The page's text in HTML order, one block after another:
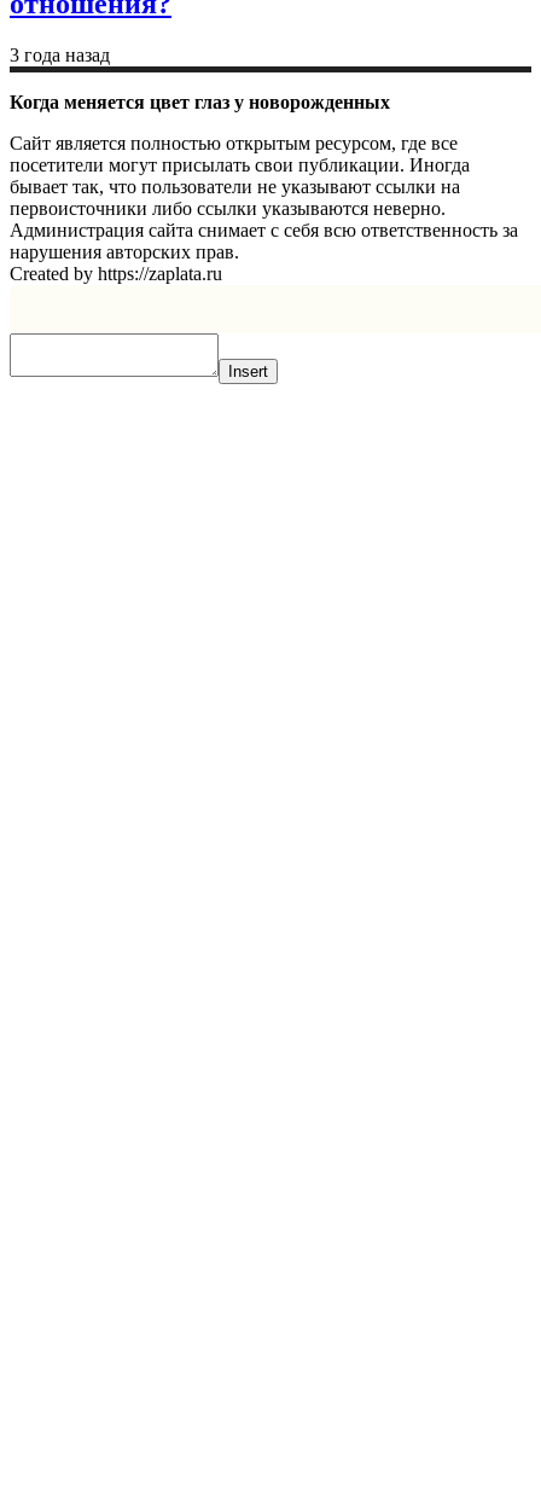
3 года назад
Когда меняется цвет глаз у новорожденных
Сайт является полностью открытым ресурсом, где все
посетители могут присылать свои публикации. Иногда
бывает так, что пользователи не указывают ссылки на
первоисточники либо ссылки указываются неверно.
Администрация сайта снимает с себя всю ответственность за
нарушения авторских прав.
Created by https://zaplata.ru
Insert